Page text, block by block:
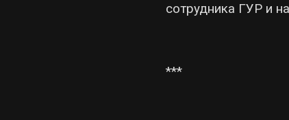
сотрудника ГУР и
***